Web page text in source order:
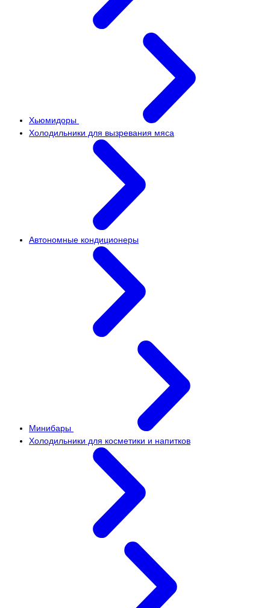
Хьюмидоры
Холодильники для вызревания мяса
Автономные кондиционеры
Минибары
Холодильники для косметики и напитков